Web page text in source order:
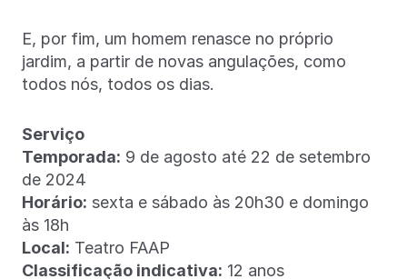
E, por fim, um homem renasce no próprio
jardim, a partir de novas angulações, como
todos nós, todos os dias.
Serviço
Temporada: 9 de agosto até 22 de setembro
de 2024
Horário: sexta e sábado às 20h30 e domingo
às 18h
Local: Teatro FAAP
Classificação indicativa: 12 anos